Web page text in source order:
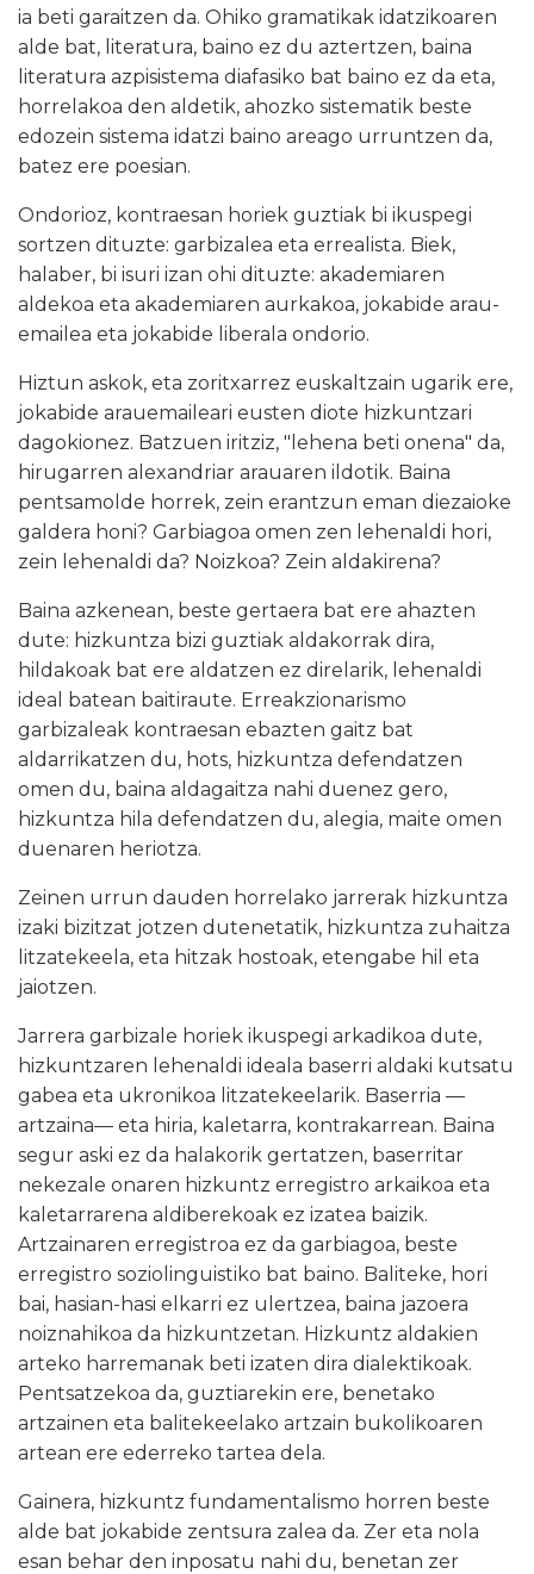
ia beti garaitzen da. Ohiko gramatikak idatzikoaren
alde bat, literatura, baino ez du aztertzen, baina
literatura azpisistema diafasiko bat baino ez da eta,
horrelakoa den aldetik, ahozko sistematik beste
edozein sistema idatzi baino areago urruntzen da,
batez ere poesian.
Ondorioz, kontraesan horiek guztiak bi ikuspegi
sortzen dituzte: garbizalea eta errealista. Biek,
halaber, bi isuri izan ohi dituzte: akademiaren
aldekoa eta akademiaren aurkakoa, jokabide arau-
emailea eta jokabide liberala ondorio.
Hiztun askok, eta zoritxarrez euskaltzain ugarik ere,
jokabide arauemaileari eusten diote hizkuntzari
dagokionez. Batzuen iritziz, "lehena beti onena" da,
hirugarren alexandriar arauaren ildotik. Baina
pentsamolde horrek, zein erantzun eman diezaioke
galdera honi? Garbiagoa omen zen lehenaldi hori,
zein lehenaldi da? Noizkoa? Zein aldakirena?
Baina azkenean, beste gertaera bat ere ahazten
dute: hizkuntza bizi guztiak aldakorrak dira,
hildakoak bat ere aldatzen ez direlarik, lehenaldi
ideal batean baitiraute. Erreakzionarismo
garbizaleak kontraesan ebazten gaitz bat
aldarrikatzen du, hots, hizkuntza defendatzen
omen du, baina aldagaitza nahi duenez gero,
hizkuntza hila defendatzen du, alegia, maite omen
duenaren heriotza.
Zeinen urrun dauden horrelako jarrerak hizkuntza
izaki bizitzat jotzen dutenetatik, hizkuntza zuhaitza
litzatekeela, eta hitzak hostoak, etengabe hil eta
jaiotzen.
Jarrera garbizale horiek ikuspegi arkadikoa dute,
hizkuntzaren lehenaldi ideala baserri aldaki kutsatu
gabea eta ukronikoa litzatekeelarik. Baserria —
artzaina— eta hiria, kaletarra, kontrakarrean. Baina
segur aski ez da halakorik gertatzen, baserritar
nekezale onaren hizkuntz erregistro arkaikoa eta
kaletarrarena aldiberekoak ez izatea baizik.
Artzainaren erregistroa ez da garbiagoa, beste
erregistro soziolinguistiko bat baino. Baliteke, hori
bai, hasian-hasi elkarri ez ulertzea, baina jazoera
noiznahikoa da hizkuntzetan. Hizkuntz aldakien
arteko harremanak beti izaten dira dialektikoak.
Pentsatzekoa da, guztiarekin ere, benetako
artzainen eta balitekeelako artzain bukolikoaren
artean ere ederreko tartea dela.
Gainera, hizkuntz fundamentalismo horren beste
alde bat jokabide zentsura zalea da. Zer eta nola
esan behar den inposatu nahi du, benetan zer